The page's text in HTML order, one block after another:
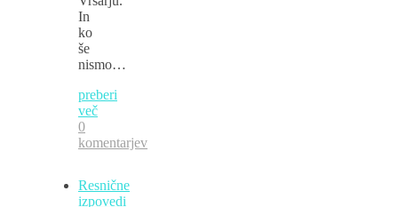
In
ko
še
nismo…
preberi
več
0
komentarjev
Resnične
izpovedi